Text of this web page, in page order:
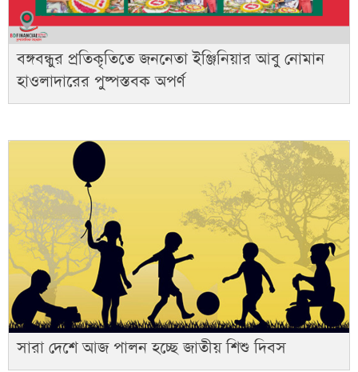
বঙ্গবন্ধুর প্রতিকৃতিতে জননেতা ইঞ্জিনিয়ার আবু নোমান
হাওলাদারের পুষ্পস্তবক অপর্ণ
সারা দেশে আজ পালন হচ্ছে জাতীয় শিশু দিবস